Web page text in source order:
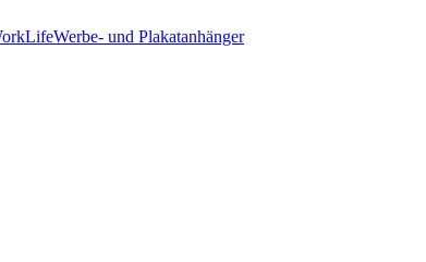
Werbe- und Plakatanhänger